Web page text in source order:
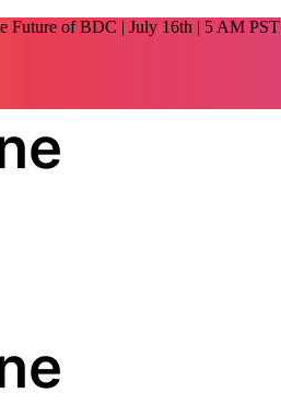
Future of BDC | July 16th | 5 AM PST